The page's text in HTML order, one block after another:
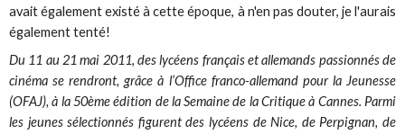
avait également existé à cette époque, à n'en pas douter, je l'aurais
également tenté!
Du 11 au 21 mai 2011, des lycéens français et allemands passionnés de
cinéma se rendront, grâce à l’Office franco-allemand pour la Jeunesse
(OFAJ), à la 50ème édition de la Semaine de la Critique à Cannes. Parmi
les jeunes sélectionnés figurent des lycéens de Nice, de Perpignan, de